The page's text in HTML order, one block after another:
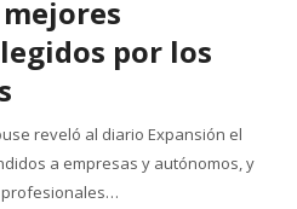
por los
reveló al diario Expansión el
a empresas y autónomos, y
profesionales…